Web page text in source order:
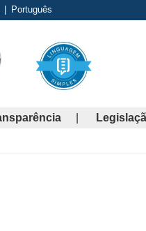
Português